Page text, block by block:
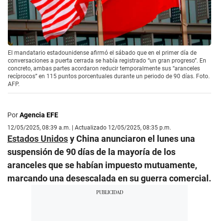
El mandatario estadounidense afirmó el sábado que en el primer día de
conversaciones a puerta cerrada se había registrado “un gran progreso”. En
concreto, ambas partes acordaron reducir temporalmente sus “aranceles
recíprocos” en 115 puntos porcentuales durante un periodo de 90 días. Foto.
AFP.
PorAgencia EFE
12/05/2025, 08:39 a.m. | Actualizado 12/05/2025, 08:35 p.m.
Estados Unidosy China anunciaron el lunes una
suspensión de 90 días de la mayoría de los
aranceles que se habían impuesto mutuamente,
marcando una desescalada en su guerra comercial.